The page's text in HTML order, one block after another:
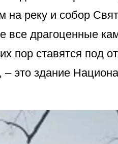
на реку и собор
все драгоценные
пор ставятся под
– это здание